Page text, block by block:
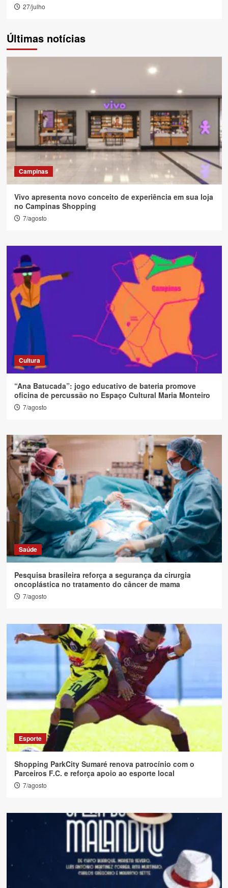
27/julho
Últimas notícias
Campinas
Vivo apresenta novo conceito de experiência em sua loja
no Campinas Shopping
7/agosto
Cultura
“Ana Batucada”: jogo educativo de bateria promove
oficina de percussão no Espaço Cultural Maria Monteiro
7/agosto
Saúde
Pesquisa brasileira reforça a segurança da cirurgia
oncoplástica no tratamento do câncer de mama
7/agosto
Esporte
Shopping ParkCity Sumaré renova patrocínio com o
Parceiros F.C. e reforça apoio ao esporte local
7/agosto